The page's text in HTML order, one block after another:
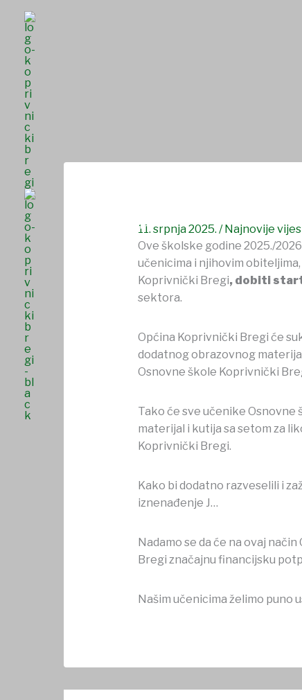
content
SAVJET MLADIH11. srpnja 2025. / Najnovije
Ove školske godine 2025./
učenicima i njihovim
Koprivnički Bregi, dobiti
sektora.
Općina Koprivnički Bregi će
dodatnog obrazovnog
Osnovne škole Koprivnički
Tako će sve učenike
materijal i kutija sa setom za
Koprivnički Bregi.
Kako bi dodatno razveselili i
iznenađenje J…
Nadamo se da će na ovaj
Bregi značajnu financijsku
Našim učenicima želimo puno